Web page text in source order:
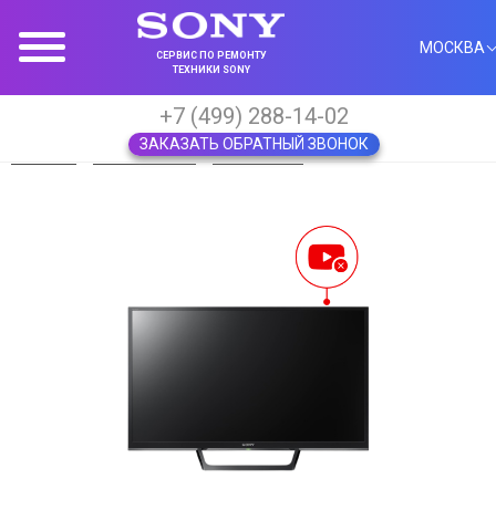
СЕРВИС ПО РЕМОНТУ
ТЕХНИКИ SONY
МОСКВА
+7 (499) 288-14-02
ЗАКАЗАТЬ ОБРАТНЫЙ ЗВОНОК
Телевизоры Sony Bravia Пропал YouTube